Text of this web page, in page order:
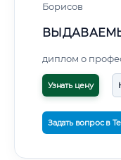
Борисов
диплом о
Узнать цену
Задать вопрос в